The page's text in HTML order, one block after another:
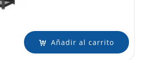
Añadir al carrito